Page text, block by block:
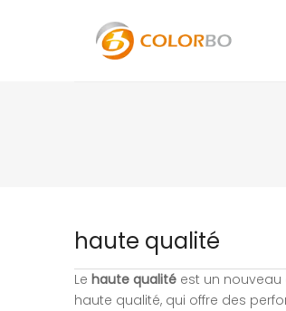
haute qualité
Le haute qualité est un
haute qualité, qui offre des